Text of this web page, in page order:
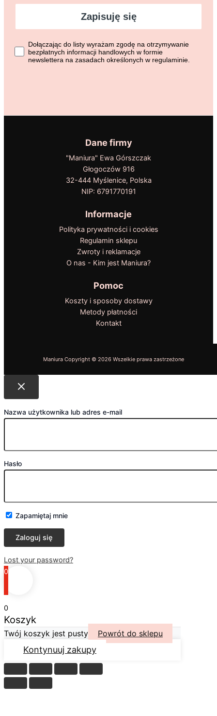
Zapisuję się
Dołączając do listy wyrażasz zgodę na otrzymywanie
Dołączając do listy wyrażam zgodę na otrzymywanie
bezpłatnych informacji handlowych w formie
newslettera na zasadach określonych w regulaminie.
Dane firmy
"Maniura" Ewa Górszczak
Głogoczów 916
32-444 Myślenice, Polska
NIP: 6791770191
Informacje
Polityka prywatności i cookies
Regulamin sklepu
Zwroty i reklamacje
O nas - Kim jest Maniura?
Pomoc
Koszty i sposoby dostawy
Metody płatności
Kontakt
Nazwa użytkownika lub adres e-mail
Hasło
Zapamiętaj mnie
Lost your password?
0
0
Koszyk
Twój koszyk jest pusty Powrót do sklepu
Kontynuuj zakupy